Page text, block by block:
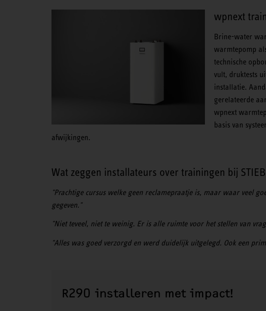
wpnext
Brine-water
warmtepomp
technische
vult, druktests
installatie.
gerelateerde
wpnext
basis van
afwijkingen.
Wat zeggen installateurs over trainingen bij
"Prachtige cursus welke geen reclamepraatje is, maar waar veel
gegeven."
"Niet teveel, niet te weinig. Er is alle ruimte voor het stellen van
"Alles was goed verzorgd en werd duidelijk uitgelegd. Ook een
R290 installeren met impact!